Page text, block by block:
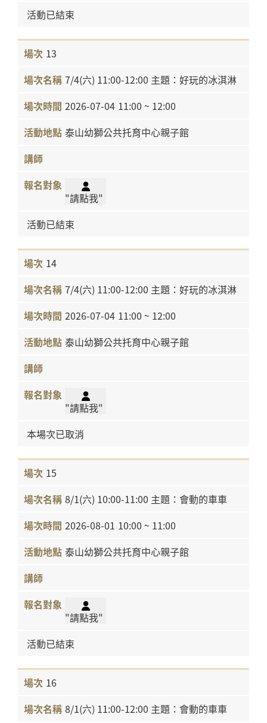
活動已結束
13
7/4(六) 11:00-12:00 主題：好玩的冰淇淋
2026-07-04 11:00 ~ 12:00
泰山幼獅公共托育中心親子館
"請點我"
活動已結束
14
7/4(六) 11:00-12:00 主題：好玩的冰淇淋
2026-07-04 11:00 ~ 12:00
泰山幼獅公共托育中心親子館
"請點我"
本場次已取消
15
8/1(六) 10:00-11:00 主題：會動的車車
2026-08-01 10:00 ~ 11:00
泰山幼獅公共托育中心親子館
"請點我"
活動已結束
16
8/1(六) 11:00-12:00 主題：會動的車車